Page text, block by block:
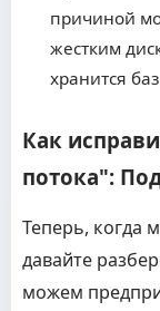
причиной
жестким
хранится
Как
потока":
Теперь, когда
давайте
можем